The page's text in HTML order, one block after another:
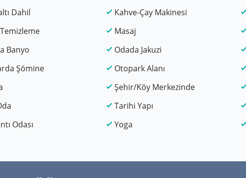
Dahil Kahve-Çay Makinesi
Masaj
Banyo Odada Jakuzi
Şömine Otopark Alanı
Şehir/Köy Merkezinde
Tarihi Yapı
Odası Yoga